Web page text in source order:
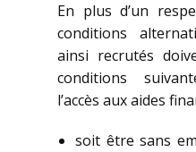
En plus d’un
conditions
ainsi recrutés
conditions
l’accès aux aides
soit être sans